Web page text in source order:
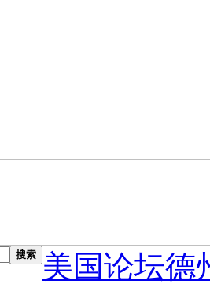
搜索
美国论坛德